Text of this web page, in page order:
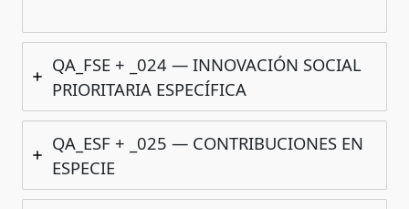
QA_FSE + _024 — INNOVACIÓN SOCIAL
PRIORITARIA ESPECÍFICA
QA_ESF + _025 — CONTRIBUCIONES EN
ESPECIE